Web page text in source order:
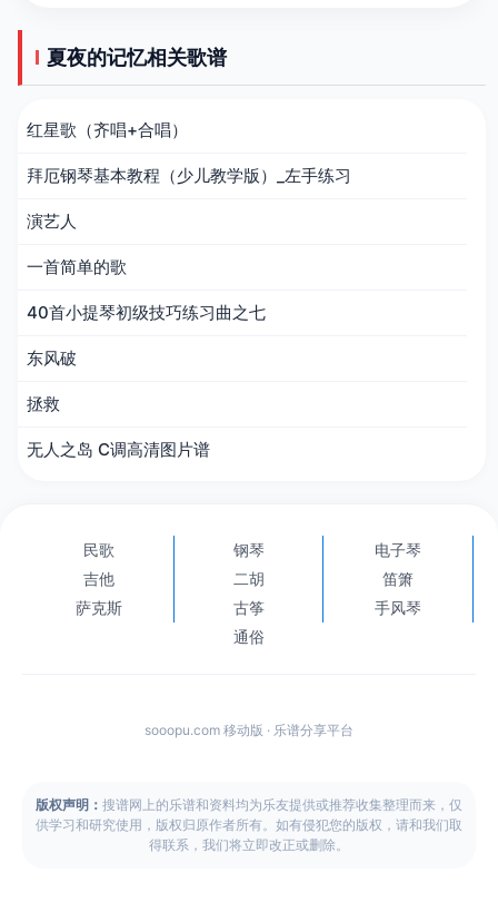
夏夜的记忆相关歌谱
红星歌（齐唱+合唱）
拜厄钢琴基本教程（少儿教学版）_左手练习
演艺人
一首简单的歌
40首小提琴初级技巧练习曲之七
东风破
拯救
无人之岛 C调高清图片谱
民歌 钢琴
电子琴
吉他
二胡
笛箫
萨克斯
古筝
手风琴
通俗
sooopu.com 移动版 · 乐谱分享平台
版权声明： 搜谱网上的乐谱和资料均为乐友提供或推荐收集整理而来，仅
供学习和研究使用，版权归原作者所有。如有侵犯您的版权，请和我们取
得联系，我们将立即改正或删除。